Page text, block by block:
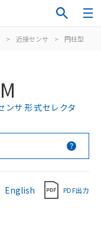
> 近接センサ > 円柱型
ンサ 形式セレクタ
English PDF出力